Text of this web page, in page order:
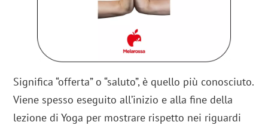
Significa “offerta” o “saluto”, è quello più conosciuto.
Viene spesso eseguito all’inizio e alla fine della
lezione di Yoga per mostrare rispetto nei riguardi